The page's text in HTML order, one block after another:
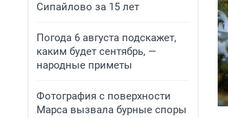
Сипайлово за 15 лет
Погода 6 августа подскажет,
каким будет сентябрь, —
народные приметы
Фотография с поверхности
Марса вызвала бурные споры